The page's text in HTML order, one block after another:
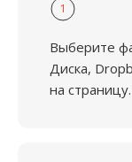
1
Выберите
Диска,
на страницу.